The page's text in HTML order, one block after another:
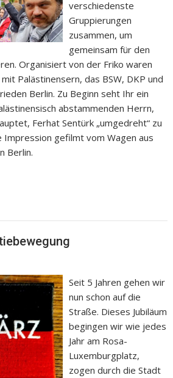
verschiedenste
Gruppierungen
zusammen, um
gemeinsam für den
Organisiert von der Friko waren
Palästinensern, das BSW, DKP und
Berlin. Zu Beginn seht Ihr ein
abstammenden Herrn,
Ferhat Sentürk „umgedreht“ zu
Impression gefilmt vom Wagen aus
Berlin.
Seit 5 Jahren gehen wir
nun schon auf die
Straße. Dieses Jubiläum
begingen wir wie jedes
Jahr am Rosa-
Luxemburgplatz,
zogen durch die Stadt